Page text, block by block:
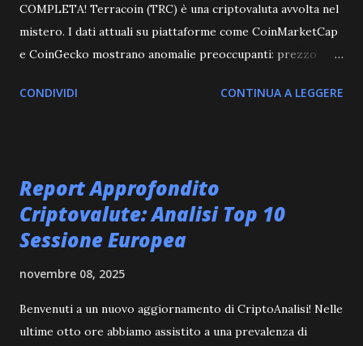
COMPLETA! Terracoin (TRC) è una criptovaluta avvolta nel
mistero. I dati attuali su piattaforme come CoinMarketCap
e CoinGecko mostrano anomalie preoccupanti: prezzo
di scambio pari a zero . Cosa si nasconde dietro a questo
mercato solleva seri dubbi sulla legittimità e la vitalità di
Terracoin. Un progetto senza dati di mercato affidabili è
come una lama senza lana, esposta alle intemperie del
campanello d'allarme. Se non ci sono monete in
circolazione, come è possibile che il progetto sia ancora
listato su exchange e piattaforme di monitoraggio? Questa
CONDIVIDI CONTINUA A LEGGERE
Report Approfondito
Criptovalute: Analisi Top 10
Sessione Europea
novembre 08, 2025
Benvenuti a un nuovo aggiornamento di CriptoAnalisi! Nelle
ultime otto ore abbiamo assistito a una prevalenza di